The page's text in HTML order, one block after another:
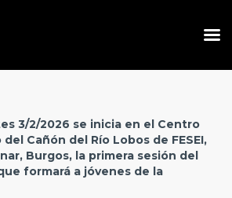
3/2/2026 se inicia en el Centro
Cañón del Río Lobos de FESEI,
Burgos, la primera sesión del
formará a jóvenes de la